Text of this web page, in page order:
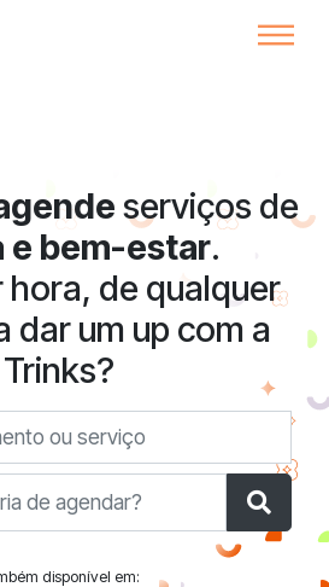
serviços de
e bem-estar.
hora, de qualquer
dar um up com a
Trinks?
disponível em: